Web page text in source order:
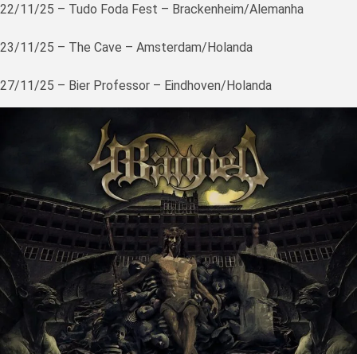
22/11/25 – Tudo Foda Fest – Brackenheim/Alemanha
23/11/25 – The Cave – Amsterdam/Holanda
27/11/25 – Bier Professor – Eindhoven/Holanda